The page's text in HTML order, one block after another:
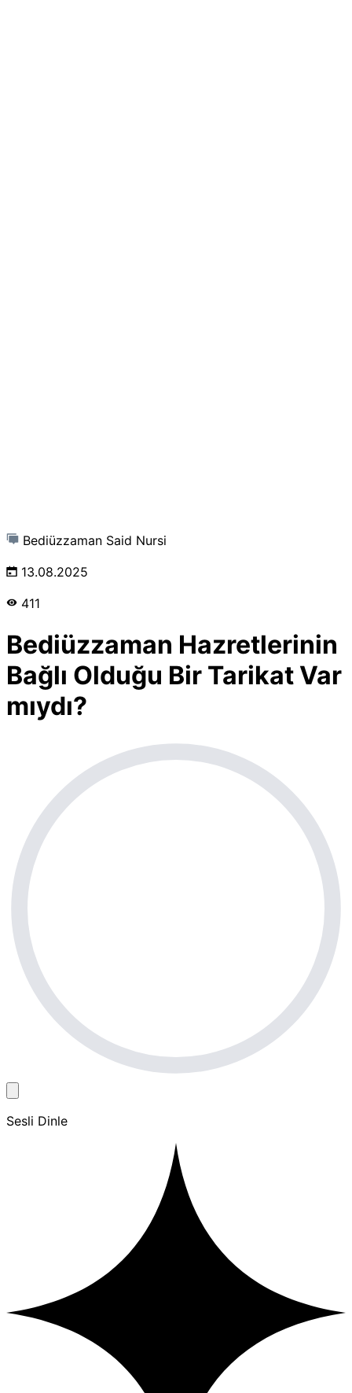
Bediüzzaman Said Nursi
13.08.2025
411
Bediüzzaman Hazretlerinin
Bağlı Olduğu Bir Tarikat Var
mıydı?
Sesli Dinle